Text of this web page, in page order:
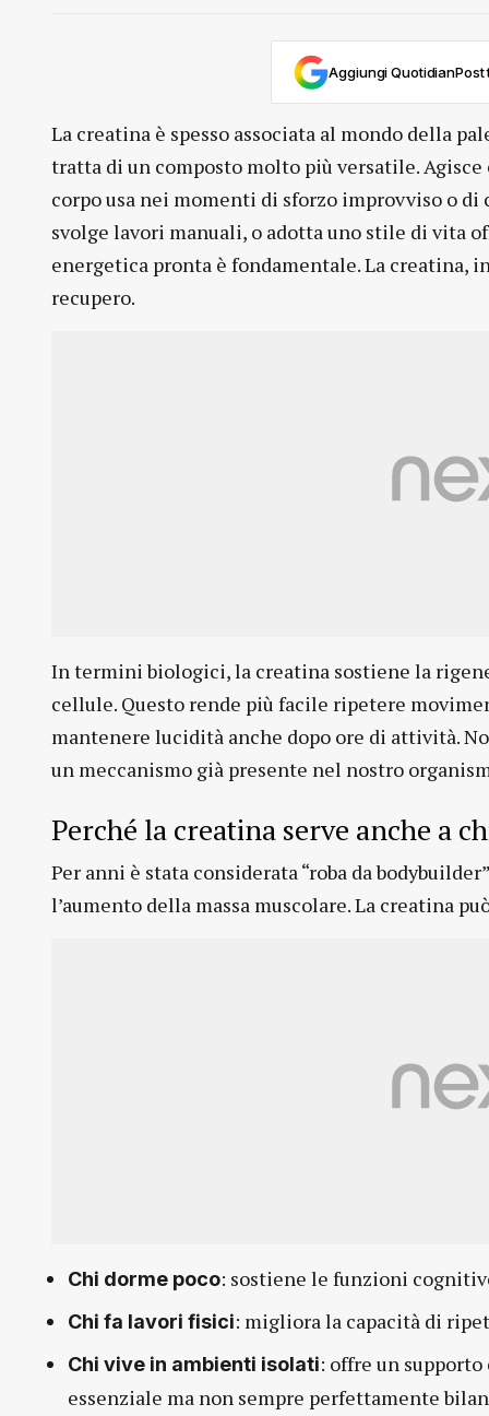
Aggiungi
La creatina è spesso associata al mondo della
tratta di un composto molto più versatile.
corpo usa nei momenti di sforzo improvviso o
svolge lavori manuali, o adotta uno stile di vita
energetica pronta è fondamentale. La creatina,
recupero.
In termini biologici, la creatina sostiene la
cellule. Questo rende più facile ripetere
mantenere lucidità anche dopo ore di attività.
un meccanismo già presente nel nostro
Perché la creatina serve anche a
Per anni è stata considerata “roba da
l’aumento della massa muscolare. La creatina
Chi dorme poco: sostiene le funzioni
Chi fa lavori fisici: migliora la capacità di
Chi vive in ambienti isolati: offre un
essenziale ma non sempre perfettamente